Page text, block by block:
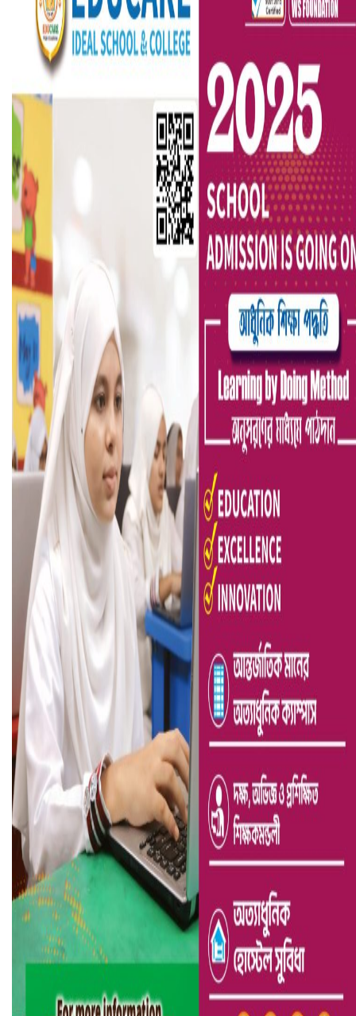
বৈষম্যবিরোধী ছাত্র আন্দোলনের সাধারণ সম্পাদকের পদত্যাগ
ভিউ বাড়াতে রাম দা হাতে ফেসবুকে ভিডিও পোস্ট শিক্ষকের
আ.লীগ ও জাপার ৯ নেতা কারাগারে
ভারতে ভয়াবহ সড়ক দুর্ঘটনা, নিহত ১৫
হলিউডে নতুন প্রেমের গুঞ্জন